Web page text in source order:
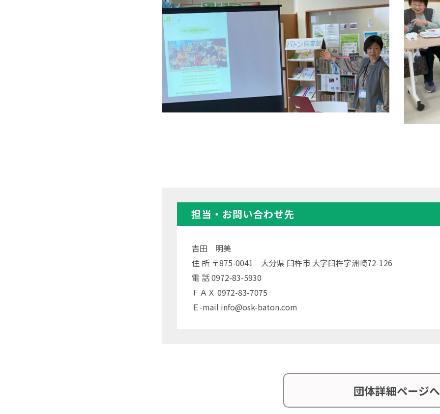
担当・お問い合わせ先
吉田 明美
住 所 〒875-0041 大分県 臼杵市 大字臼杵字洲崎72-126
電 話 0972-83-5930
ＦＡＸ 0972-83-7075
Ｅ-mail info@osk-baton.com
団体詳細ページへ